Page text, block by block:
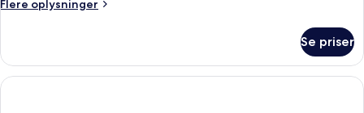
Flere oplysninger
Flere
Se priser